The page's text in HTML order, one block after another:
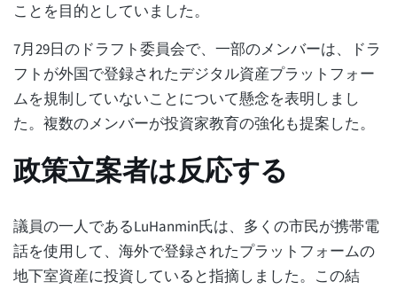
ことを目的としていました。
7月29日のドラフト委員会で、一部のメンバーは、ドラ
フトが外国で登録されたデジタル資産プラットフォー
ムを規制していないことについて懸念を表明しまし
た。複数のメンバーが投資家教育の強化も提案した。
政策立案者は反応する
議員の一人であるLuHanmin氏は、多くの市民が携帯電
話を使用して、海外で登録されたプラットフォームの
地下室資産に投資していると指摘しました。この結